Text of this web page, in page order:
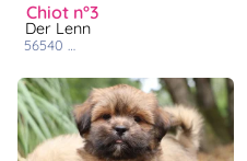
chiot n°3
Der Lenn
56540